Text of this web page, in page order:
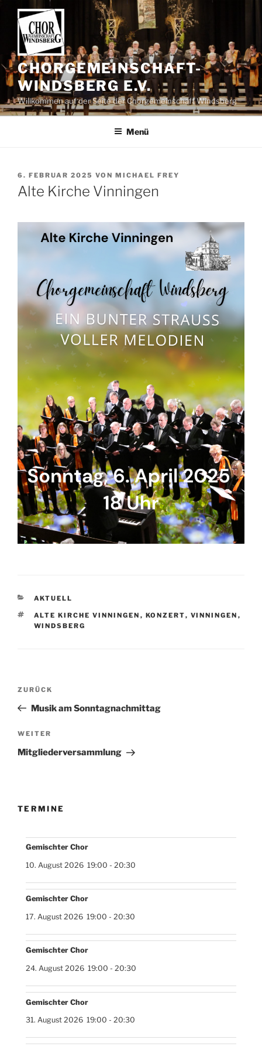
Zum
Inhalt
springen
CHORGEMEINSCHAFT-
WINDSBERG E.V.
Willkommen auf der Seite der Chorgemeinschaft Windsberg
Menü
VERÖFFENTLICHT
AM
6. FEBRUAR 2025 VON MICHAEL FREY
Alte Kirche Vinningen
KATEGORIEN
AKTUELL
SCHLAGWÖRTER
ALTE KIRCHE VINNINGEN , KONZERT, VINNINGEN ,
WINDSBERG
Beitragsnavigation
Vorheriger
Beitrag
ZURÜCK
Musik am Sonntagnachmittag
Nächster
Beitrag
WEITER
Mitgliederversammlung
TERMINE
Gemischter Chor
10. August 2026 19:00 - 20:30
Gemischter Chor
17. August 2026 19:00 - 20:30
Gemischter Chor
24. August 2026 19:00 - 20:30
Gemischter Chor
31. August 2026 19:00 - 20:30